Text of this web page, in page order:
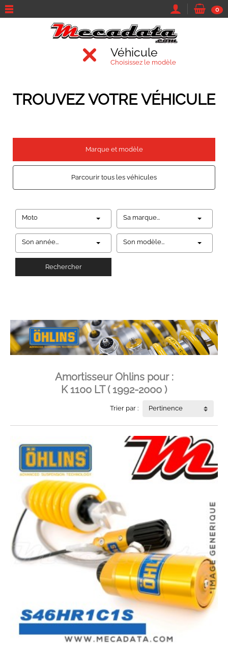
0
Véhicule
Choisissez le modèle
TROUVEZ VOTRE VÉHICULE
Marque et modèle
Parcourir tous les véhicules
Moto Sa marque...
Son année... Son modèle...
Rechercher
Amortisseur Ohlins pour :
K 1100 LT ( 1992-2000 )
Trier par : Pertinence